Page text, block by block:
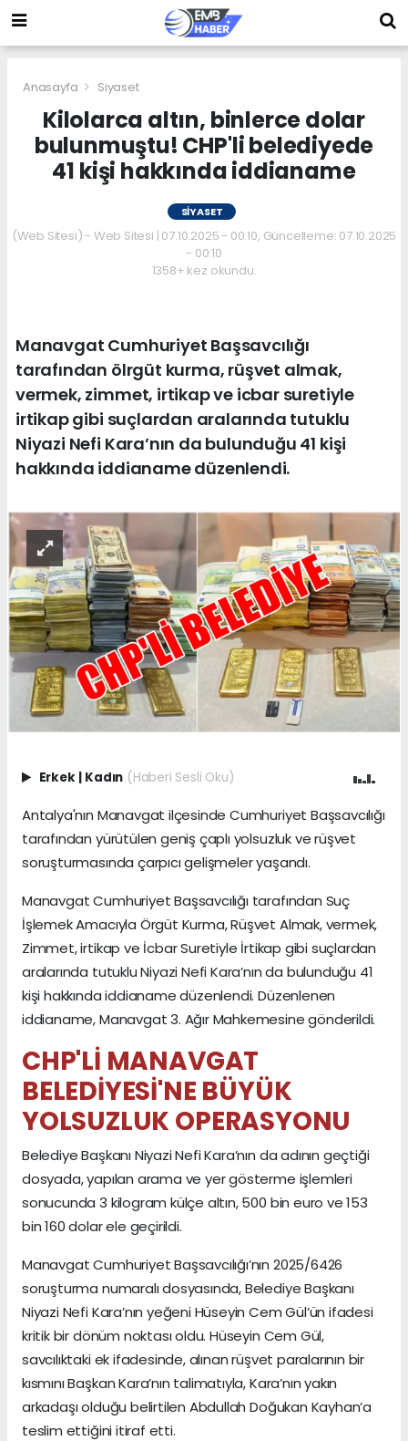
Anasayfa Siyaset
Kilolarca altın, binlerce dolar
bulunmuştu! CHP'li belediyede
41 kişi hakkında iddianame
SIYASET
(Web Sitesi) - Web Sitesi | 07.10.2025 - 00:10, Güncelleme: 07.10.2025
- 00:10
1358+ kez okundu.
Manavgat Cumhuriyet Başsavcılığı
tarafından ölrgüt kurma, rüşvet almak,
vermek, zimmet, irtikap ve icbar suretiyle
irtikap gibi suçlardan aralarında tutuklu
Niyazi Nefi Kara’nın da bulunduğu 41 kişi
hakkında iddianame düzenlendi.
Erkek | Kadın (Haberi Sesli Oku)
Antalya'nın Manavgat ilçesinde Cumhuriyet Başsavcılığı
tarafından yürütülen geniş çaplı yolsuzluk ve rüşvet
soruşturmasında çarpıcı gelişmeler yaşandı.
Manavgat Cumhuriyet Başsavcılığı tarafından Suç
İşlemek Amacıyla Örgüt Kurma, Rüşvet Almak, vermek,
Zimmet, irtikap ve İcbar Suretiyle İrtikap gibi suçlardan
aralarında tutuklu Niyazi Nefi Kara’nın da bulunduğu 41
kişi hakkında iddianame düzenlendi. Düzenlenen
iddianame, Manavgat 3. Ağır Mahkemesine gönderildi.
CHP'Lİ MANAVGAT
BELEDİYESİ'NE BÜYÜK
YOLSUZLUK OPERASYONU
Belediye Başkanı Niyazi Nefi Kara’nın da adının geçtiği
dosyada, yapılan arama ve yer gösterme işlemleri
sonucunda 3 kilogram külçe altın, 500 bin euro ve 153
bin 160 dolar ele geçirildi.
Manavgat Cumhuriyet Başsavcılığı’nın 2025/6426
soruşturma numaralı dosyasında, Belediye Başkanı
Niyazi Nefi Kara’nın yeğeni Hüseyin Cem Gül’ün ifadesi
kritik bir dönüm noktası oldu. Hüseyin Cem Gül,
savcılıktaki ek ifadesinde, alınan rüşvet paralarının bir
kısmını Başkan Kara’nın talimatıyla, Kara’nın yakın
arkadaşı olduğu belirtilen Abdullah Doğukan Kayhan’a
teslim ettiğini itiraf etti.